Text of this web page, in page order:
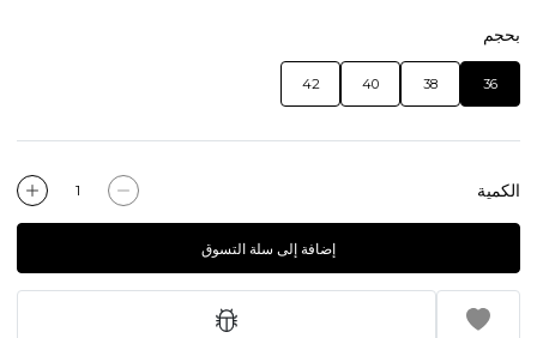
بحجم
36
38
40
42
الكمية
إضافة إلى سلة التسوق